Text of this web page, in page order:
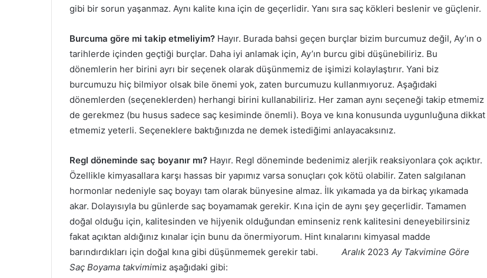
gibi bir sorun yaşanmaz. Aynı kalite kına için de geçerlidir. Yanı sıra saç kökleri beslenir ve güçlenir.
Burcuma göre mi takip etmeliyim? Hayır. Burada bahsi geçen burçlar bizim burcumuz değil, Ay’ın o
tarihlerde içinden geçtiği burçlar. Daha iyi anlamak için, Ay’ın burcu gibi düşünebiliriz. Bu
dönemlerin her birini ayrı bir seçenek olarak düşünmemiz de işimizi kolaylaştırır. Yani biz
burcumuzu hiç bilmiyor olsak bile önemi yok, zaten burcumuzu kullanmıyoruz. Aşağıdaki
dönemlerden (seçeneklerden) herhangi birini kullanabiliriz. Her zaman aynı seçeneği takip etmemiz
de gerekmez (bu husus sadece saç kesiminde önemli). Boya ve kına konusunda uygunluğuna dikkat
etmemiz yeterli. Seçeneklere baktığınızda ne demek istediğimi anlayacaksınız.
Regl döneminde saç boyanır mı? Hayır. Regl döneminde bedenimiz alerjik reaksiyonlara çok açıktır.
Özellikle kimyasallara karşı hassas bir yapımız varsa sonuçları çok kötü olabilir. Zaten salgılanan
hormonlar nedeniyle saç boyayı tam olarak bünyesine almaz. İlk yıkamada ya da birkaç yıkamada
akar. Dolayısıyla bu günlerde saç boyamamak gerekir. Kına için de aynı şey geçerlidir. Tamamen
doğal olduğu için, kalitesinden ve hijyenik olduğundan eminseniz renk kalitesini deneyebilirsiniz
fakat açıktan aldığınız kınalar için bunu da önermiyorum. Hint kınalarını kimyasal madde
barındırdıkları için doğal kına gibi düşünmemek gerekir tabi. Aralık 2023 Ay Takvimine Göre
Saç Boyama takvimimiz aşağıdaki gibi: